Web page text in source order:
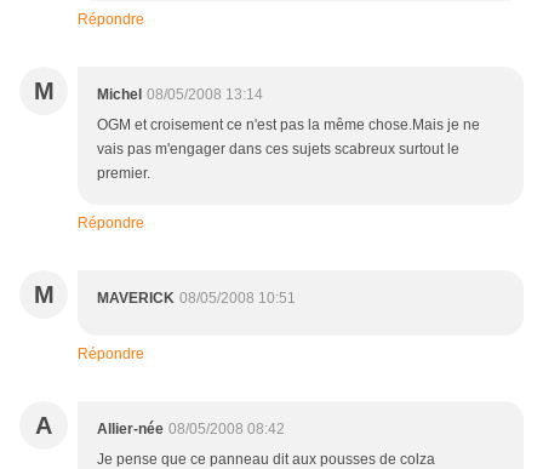
Répondre
M Michel 08/05/2008 13:14
OGM et croisement ce n'est pas la même chose.Mais je ne
vais pas m'engager dans ces sujets scabreux surtout le
premier.
Répondre
M MAVERICK 08/05/2008 10:51
Répondre
A Allier-née 08/05/2008 08:42
Je pense que ce panneau dit aux pousses de colza